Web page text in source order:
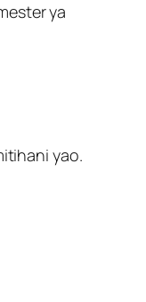
ya
yao.